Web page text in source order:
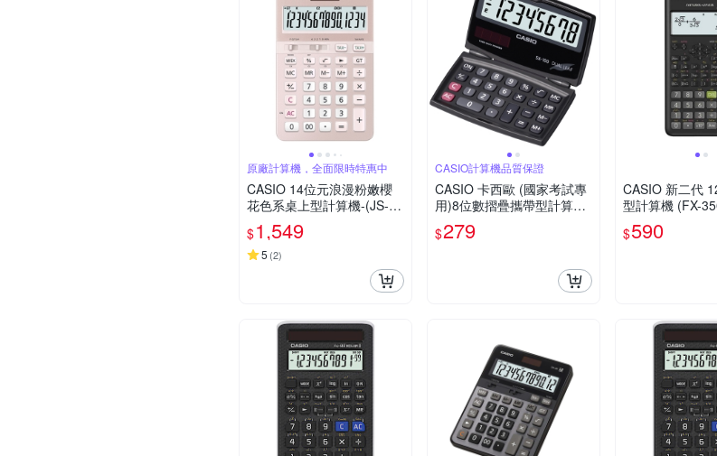
原廠計算機，全面限時特惠中
CASIO 14位元浪漫粉嫩櫻
花色系桌上型計算機-(JS-40
B-PK)
$1,549
5 (2)
CASIO計算機品質保證
CASIO 卡西歐 (國家考試專
用)8位數摺疊攜帶型計算機
SX-100
$279
CASIO 新二代
型計算機 (FX-
2)
$590